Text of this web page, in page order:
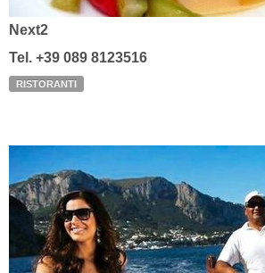
Next2
Tel. +39 089 8123516
RISTORANTI